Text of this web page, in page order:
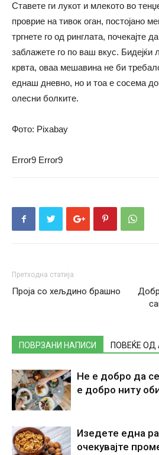
Ставете ги лукот и млекото во
проврие на тивок оган, постојано
тргнете го од ринглата, почекајте
заблажете го по ваш вкус. Бидејќи
крвта, оваа мешавина не би
еднаш дневно, но и тоа е сосема
олесни болките.
Фото: Pixabay
Error9 Error9
Претходна статија
Проја со хељдино брашно
ПОВРЗАНИ НАПИСИ ПОВЕЌЕ
Не е добро да
е добро ниту
Изедете една
очекувајте